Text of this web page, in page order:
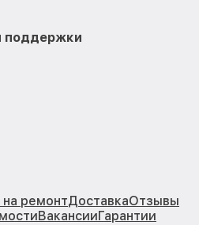
поддержки
на ремонтДоставкаОтзывы
ВакансииГарантии